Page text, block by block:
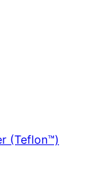
(Teflon™)